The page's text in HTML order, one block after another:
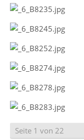
Seite 1 von 22